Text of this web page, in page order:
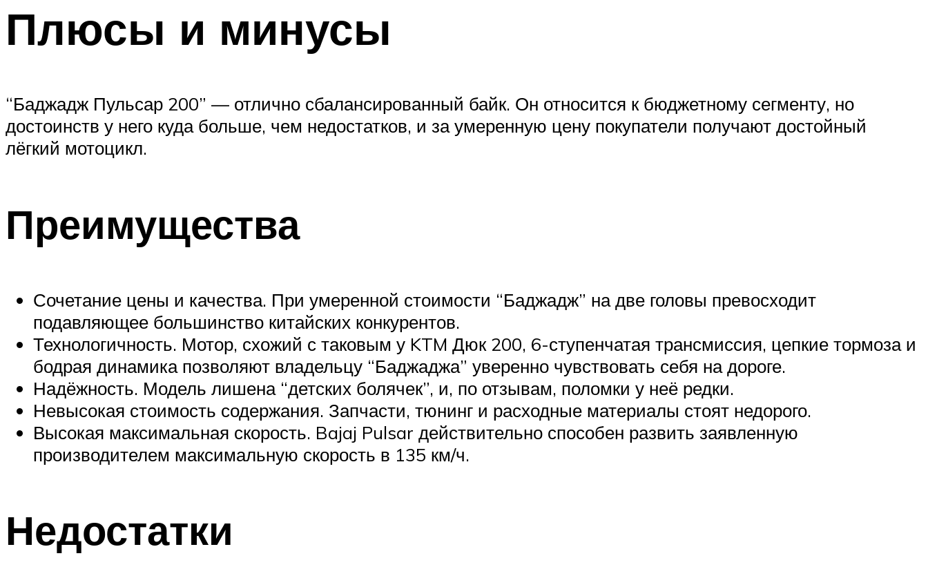
Плюсы и минусы
“Баджадж Пульсар 200” — отлично сбалансированный байк. Он относится к бюджетному сегменту, но
достоинств у него куда больше, чем недостатков, и за умеренную цену покупатели получают достойный
лёгкий мотоцикл.
Преимущества
Сочетание цены и качества. При умеренной стоимости “Баджадж” на две головы превосходит
подавляющее большинство китайских конкурентов.
Технологичность. Мотор, схожий с таковым у KTM Дюк 200, 6-ступенчатая трансмиссия, цепкие тормоза и
бодрая динамика позволяют владельцу “Баджаджа” уверенно чувствовать себя на дороге.
Надёжность. Модель лишена “детских болячек”, и, по отзывам, поломки у неё редки.
Невысокая стоимость содержания. Запчасти, тюнинг и расходные материалы стоят недорого.
Высокая максимальная скорость. Bajaj Pulsar действительно способен развить заявленную
производителем максимальную скорость в 135 км/ч.
Недостатки